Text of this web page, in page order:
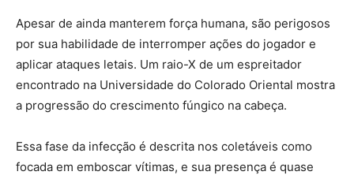
Apesar de ainda manterem força humana, são perigosos
por sua habilidade de interromper ações do jogador e
aplicar ataques letais. Um raio-X de um espreitador
encontrado na Universidade do Colorado Oriental mostra
a progressão do crescimento fúngico na cabeça.
Essa fase da infecção é descrita nos coletáveis como
focada em emboscar vítimas, e sua presença é quase